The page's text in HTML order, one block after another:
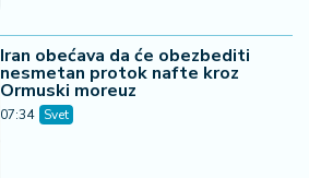
Iran obećava da će obezbediti
nesmetan protok nafte kroz
Ormuski moreuz
07:34 Svet